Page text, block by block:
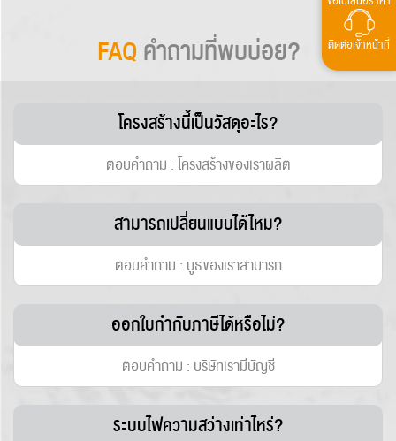
FAQคำถามที่พบบ่อย?
โครงสร้างนี้เป็นวัสดุอะไร?
ตอบคำถาม : โครงสร้างของเราผลิต
สามารถเปลี่ยนแบบได้ไหม?
ตอบคำถาม : บูธของเราสามารถ
ออกใบกำกับภาษีได้หรือไม่?
ตอบคำถาม : บริษัทเรามีบัญชี
ระบบไฟความสว่างเท่าไหร่?
ติดต่อเจ้าหน้าที่